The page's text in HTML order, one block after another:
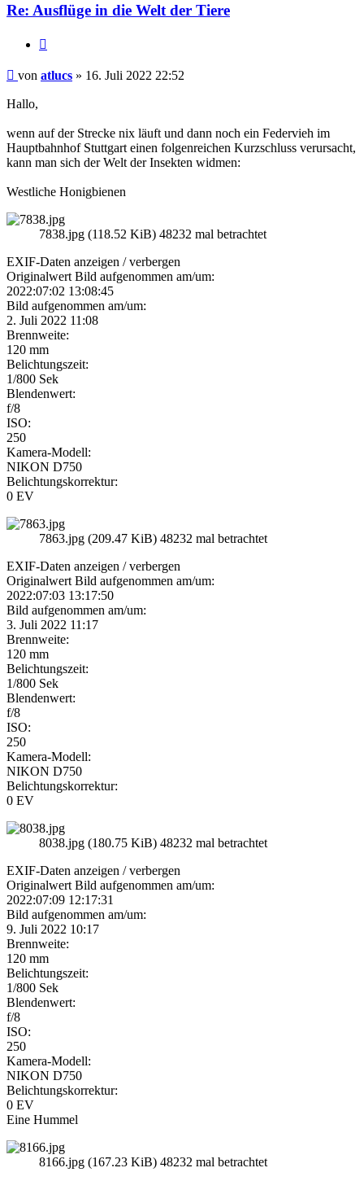
Re: Ausflüge in die Welt der Tiere
Beitrag
von atlucs » 16. Juli 2022 22:52
Hallo,
wenn auf der Strecke nix läuft und dann noch ein Federvieh im
Hauptbahnhof Stuttgart einen folgenreichen Kurzschluss verursacht,
kann man sich der Welt der Insekten widmen:
Westliche Honigbienen
7838.jpg (118.52 KiB) 48232 mal betrachtet
EXIF-Daten anzeigen / verbergen
Originalwert Bild aufgenommen am/um:
2022:07:02 13:08:45
Bild aufgenommen am/um:
2. Juli 2022 11:08
Brennweite:
120 mm
Belichtungszeit:
1/800 Sek
Blendenwert:
f/8
ISO:
250
Kamera-Modell:
NIKON D750
Belichtungskorrektur:
0 EV
7863.jpg (209.47 KiB) 48232 mal betrachtet
EXIF-Daten anzeigen / verbergen
Originalwert Bild aufgenommen am/um:
2022:07:03 13:17:50
Bild aufgenommen am/um:
3. Juli 2022 11:17
Brennweite:
120 mm
Belichtungszeit:
1/800 Sek
Blendenwert:
f/8
ISO:
250
Kamera-Modell:
NIKON D750
Belichtungskorrektur:
0 EV
8038.jpg (180.75 KiB) 48232 mal betrachtet
EXIF-Daten anzeigen / verbergen
Originalwert Bild aufgenommen am/um:
2022:07:09 12:17:31
Bild aufgenommen am/um:
9. Juli 2022 10:17
Brennweite:
120 mm
Belichtungszeit:
1/800 Sek
Blendenwert:
f/8
ISO:
250
Kamera-Modell:
NIKON D750
Belichtungskorrektur:
0 EV
Eine Hummel
8166.jpg (167.23 KiB) 48232 mal betrachtet